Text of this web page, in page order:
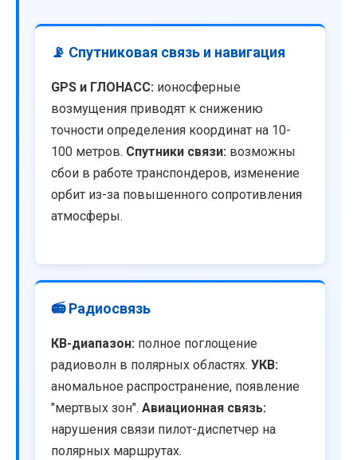
📡 Спутниковая связь и навигация
GPS и ГЛОНАСС: ионосферные
возмущения приводят к снижению
точности определения координат на 10-
100 метров. Спутники связи: возможны
сбои в работе транспондеров, изменение
орбит из-за повышенного сопротивления
атмосферы.
📻 Радиосвязь
КВ-диапазон: полное поглощение
радиоволн в полярных областях. УКВ:
аномальное распространение, появление
"мертвых зон". Авиационная связь:
нарушения связи пилот-диспетчер на
полярных маршрутах.